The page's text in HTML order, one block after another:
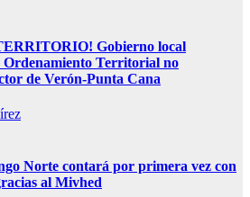
Gobierno local
Ordenamiento Territorial no
de Verón-Punta Cana
Norte contará por primera vez con
al Mivhed